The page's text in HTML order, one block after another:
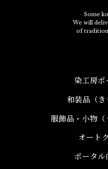
Some
We will
of
染工房ポ
和装品（き
服飾品・小物​（
オート
ポータ